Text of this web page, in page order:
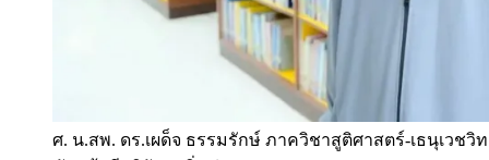
ศ. น.สพ. ดร.เผด็จ ธรรมรักษ์ ภาควิชาสูติศาสตร์-เธนุเว